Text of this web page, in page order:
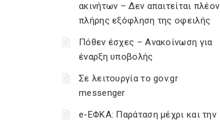
ακινήτων – Δεν απαιτείται πλέον
πλήρης εξόφληση της οφειλής
Πόθεν έσχες – Ανακοίνωση για
έναρξη υποβολής
Σε λειτουργία το gov.gr
messenger
e-ΕΦΚΑ: Παράταση μέχρι και την